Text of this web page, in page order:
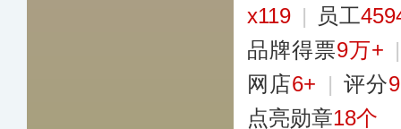
x119 | 员工
品牌得票9万+
网店6+ | 评分
点亮勋章18个